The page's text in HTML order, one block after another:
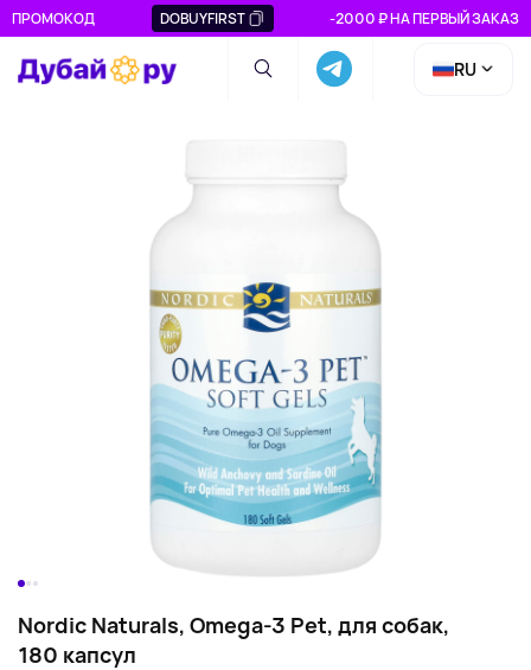
ПРОМОКОД DOBUYFIRST -2000 ₽ НА ПЕРВЫЙ ЗАКАЗ
RU
Nordic Naturals, Omega-3 Pet, для собак,
180 капсул